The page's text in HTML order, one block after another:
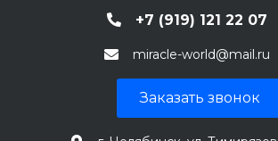
+7 (919) 121 22 07
miracle-world@mail.ru
Заказать звонок